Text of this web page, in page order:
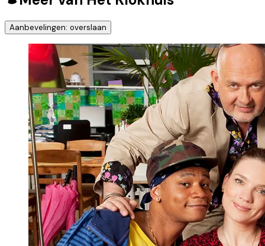
Aanbevelingen: overslaan